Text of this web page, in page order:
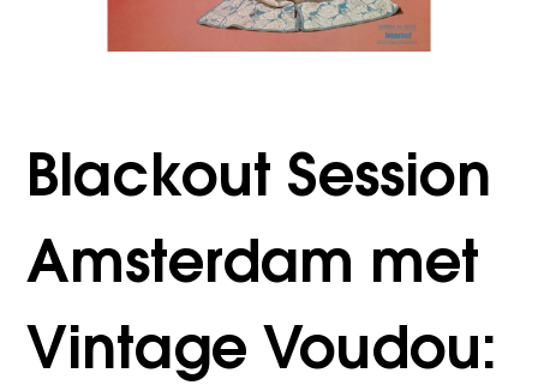
Blackout Session
Amsterdam met
Vintage Voudou: